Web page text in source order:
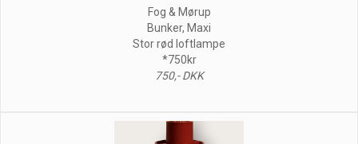
Fog & Mørup
Bunker, Maxi
Stor rød loftlampe
*750kr
750,- DKK